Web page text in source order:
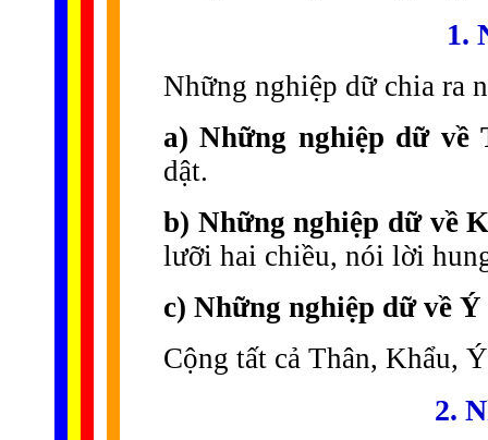
1.
Những nghiệp dữ chia ra
a) Những nghiệp dữ về
dật.
b) Những nghiệp dữ về
lưỡi hai chiều, nói lời
c) Những nghiệp dữ về
Cộng tất cả Thân, Khẩu,
2.